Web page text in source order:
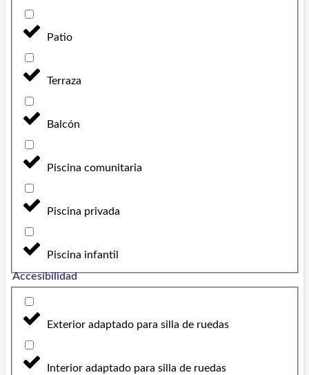
Patio
Terraza
Balcón
Piscina comunitaria
Piscina privada
Piscina infantil
Accesibilidad
Exterior adaptado para silla de ruedas
Interior adaptado para silla de ruedas